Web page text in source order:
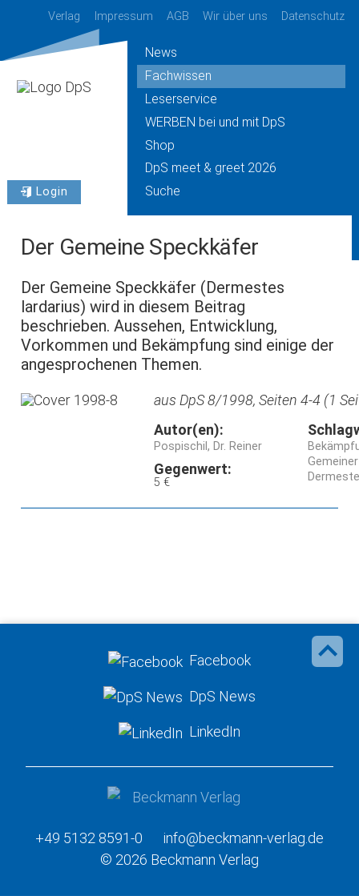
Verlag Impressum AGB Wir über uns Datenschutz
Login
News
Fachwissen
Leserservice
WERBEN bei und mit DpS
Shop
DpS meet & greet 2026
Suche
Der Gemeine Speckkäfer
Der Gemeine Speckkäfer (Dermestes
lardarius) wird in diesem Beitrag
beschrieben. Aussehen, Entwicklung,
Vorkommen und Bekämpfung sind einige der
angesprochenen Themen.
aus DpS 8/1998, Seiten 4-4 (1
Autor(en):
Pospischil, Dr. Reiner
Gegenwert:
5 €
Facebook
DpS News
LinkedIn
+49 5132 8591-0
info@beckmann-verlag.de
© 2026 Beckmann Verlag